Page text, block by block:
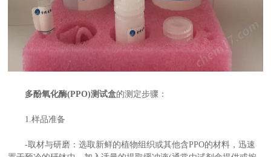
多酚氧化酶(PPO)测试盒的测定步骤：
1.样品准备
-取材与研磨：选取新鲜的植物组织或其他含PPO的材料，迅速